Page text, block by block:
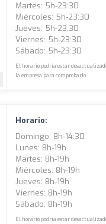
Martes: 5h-23:30
Miércoles: 5h-23:30
Jueves: 5h-23:30
Viernes: 5h-23:30
Sábado: 5h-23:30
El horario podría estar
la empresa para comprobarlo.
Horario:
Domingo: 8h-14:30
Lunes: 8h-19h
Martes: 8h-19h
Miércoles: 8h-19h
Jueves: 8h-19h
Viernes: 8h-19h
Sábado: 8h-19h
El horario podría estar